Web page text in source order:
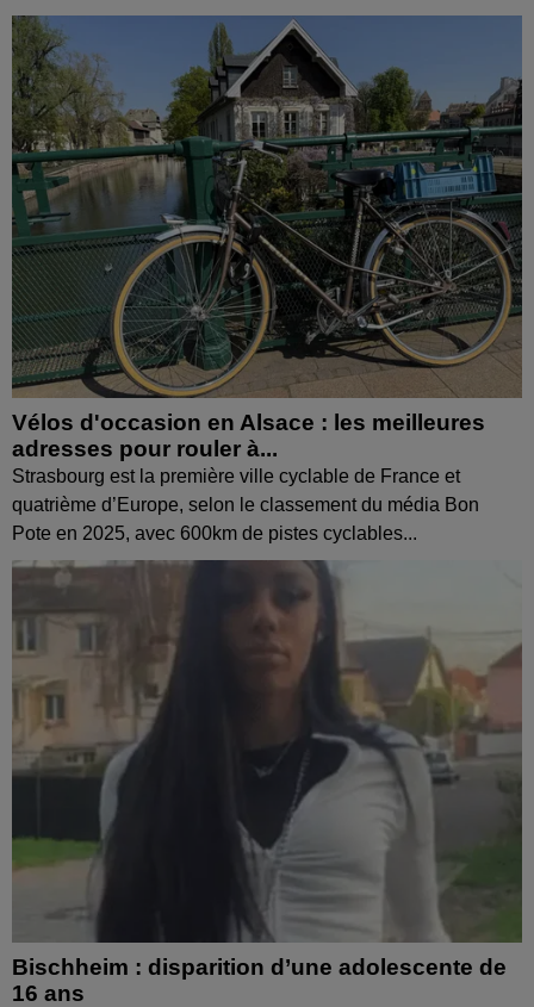
Vélos d'occasion en Alsace : les meilleures
adresses pour rouler à...
Strasbourg est la première ville cyclable de France et
quatrième d’Europe, selon le classement du média Bon
Pote en 2025, avec 600km de pistes cyclables...
Bischheim : disparition d’une adolescente de
16 ans